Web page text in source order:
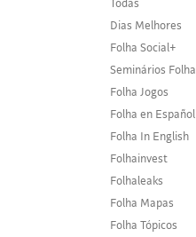
Dias Melhores
Folha Social+
Seminários Folha
Folha Jogos
Folha en Español
Folha In English
Folhainvest
Folhaleaks
Folha Mapas
Folha Tópicos